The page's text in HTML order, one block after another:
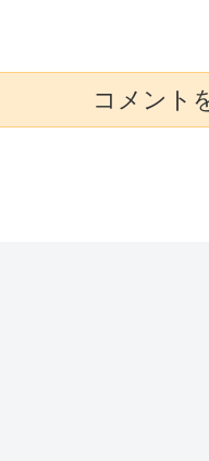
コメント